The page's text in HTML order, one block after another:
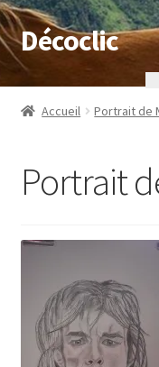
Aller
à
navigation
Aller
au
Décoclic
Accueil
Commande
Mentions légales
Mon compte
Accueil Portrait de
Portrait